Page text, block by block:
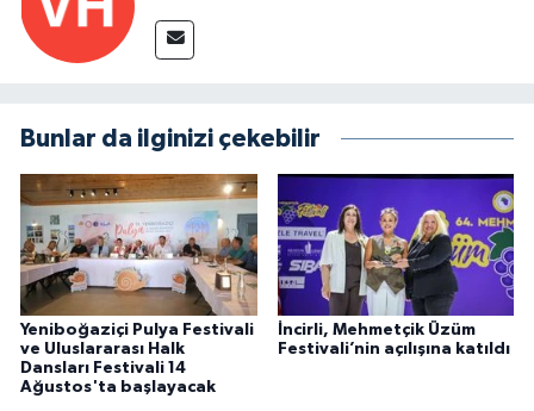
Bunlar da ilginizi çekebilir
Yeniboğaziçi Pulya Festivali
ve Uluslararası Halk
Dansları Festivali 14
Ağustos'ta başlayacak
İncirli, Mehmetçik Üzüm
Festivali’nin açılışına katıldı